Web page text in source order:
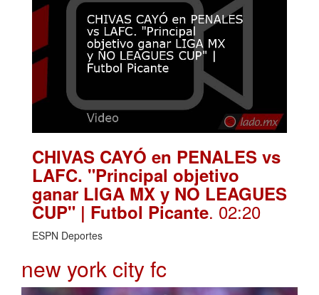
CHIVAS CAYÓ en PENALES vs
LAFC. "Principal objetivo
ganar LIGA MX y NO LEAGUES
CUP" | Futbol Picante. 02:20
ESPN Deportes
new york city fc